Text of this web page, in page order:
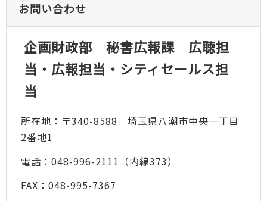
お問い合わせ
企画財政部 秘書広報課 広聴担
当・広報担当・シティセールス担
当
所在地：〒340-8588 埼玉県八潮市中央一丁目
2番地1
電話：048-996-2111（内線373）
FAX：048-995-7367